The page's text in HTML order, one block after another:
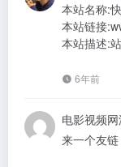
本站名称:
本站链接
本站描述:
6年前
电影视频网
来一个友链